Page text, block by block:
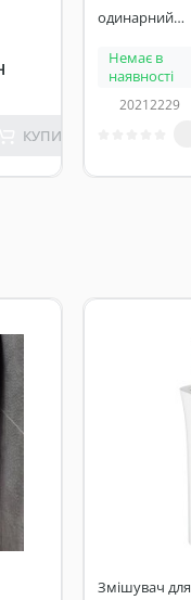
КУПИТИ
одинарний
Немає в
наявності
20212229
Змішувач для